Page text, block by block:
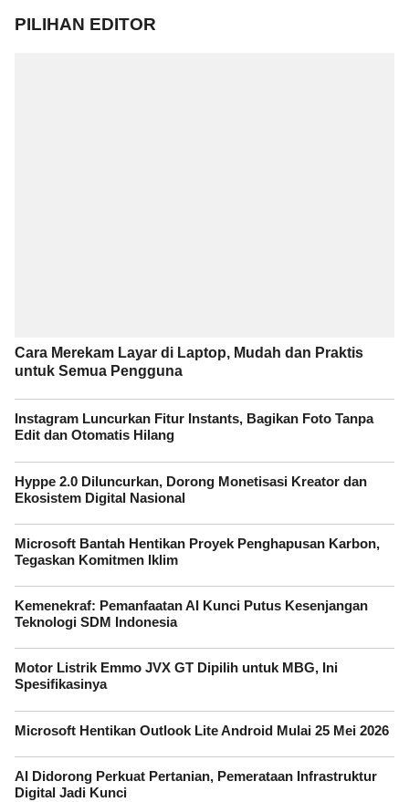
PILIHAN EDITOR
Cara Merekam Layar di Laptop, Mudah dan Praktis
untuk Semua Pengguna
Instagram Luncurkan Fitur Instants, Bagikan Foto Tanpa
Edit dan Otomatis Hilang
Hyppe 2.0 Diluncurkan, Dorong Monetisasi Kreator dan
Ekosistem Digital Nasional
Microsoft Bantah Hentikan Proyek Penghapusan Karbon,
Tegaskan Komitmen Iklim
Kemenekraf: Pemanfaatan AI Kunci Putus Kesenjangan
Teknologi SDM Indonesia
Motor Listrik Emmo JVX GT Dipilih untuk MBG, Ini
Spesifikasinya
Microsoft Hentikan Outlook Lite Android Mulai 25 Mei 2026
AI Didorong Perkuat Pertanian, Pemerataan Infrastruktur
Digital Jadi Kunci